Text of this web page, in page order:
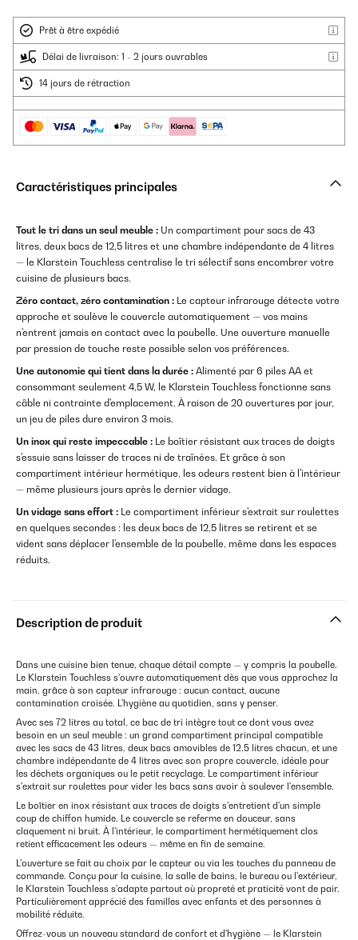
Prêt à être expédié
Délai de livraison: 1 - 2 jours ouvrables
14 jours de rétraction
Caractéristiques principales
Tout le tri dans un seul meuble : Un compartiment pour sacs de 43
litres, deux bacs de 12,5 litres et une chambre indépendante de 4 litres
— le Klarstein Touchless centralise le tri sélectif sans encombrer votre
cuisine de plusieurs bacs.
Zéro contact, zéro contamination : Le capteur infrarouge détecte votre
approche et soulève le couvercle automatiquement — vos mains
n'entrent jamais en contact avec la poubelle. Une ouverture manuelle
par pression de touche reste possible selon vos préférences.
Une autonomie qui tient dans la durée : Alimenté par 6 piles AA et
consommant seulement 4,5 W, le Klarstein Touchless fonctionne sans
câble ni contrainte d'emplacement. À raison de 20 ouvertures par jour,
un jeu de piles dure environ 3 mois.
Un inox qui reste impeccable : Le boîtier résistant aux traces de doigts
s'essuie sans laisser de traces ni de traînées. Et grâce à son
compartiment intérieur hermétique, les odeurs restent bien à l'intérieur
— même plusieurs jours après le dernier vidage.
Un vidage sans effort : Le compartiment inférieur s'extrait sur roulettes
en quelques secondes : les deux bacs de 12,5 litres se retirent et se
vident sans déplacer l'ensemble de la poubelle, même dans les espaces
réduits.
Description de produit
Dans une cuisine bien tenue, chaque détail compte — y compris la poubelle.
Le Klarstein Touchless s'ouvre automatiquement dès que vous approchez la
main, grâce à son capteur infrarouge : aucun contact, aucune
contamination croisée. L'hygiène au quotidien, sans y penser.
Avec ses 72 litres au total, ce bac de tri intègre tout ce dont vous avez
besoin en un seul meuble : un grand compartiment principal compatible
avec les sacs de 43 litres, deux bacs amovibles de 12,5 litres chacun, et une
chambre indépendante de 4 litres avec son propre couvercle, idéale pour
les déchets organiques ou le petit recyclage. Le compartiment inférieur
s'extrait sur roulettes pour vider les bacs sans avoir à soulever l'ensemble.
Le boîtier en inox résistant aux traces de doigts s'entretient d'un simple
coup de chiffon humide. Le couvercle se referme en douceur, sans
claquement ni bruit. À l'intérieur, le compartiment hermétiquement clos
retient efficacement les odeurs — même en fin de semaine.
L'ouverture se fait au choix par le capteur ou via les touches du panneau de
commande. Conçu pour la cuisine, la salle de bains, le bureau ou l'extérieur,
le Klarstein Touchless s'adapte partout où propreté et praticité vont de pair.
Particulièrement apprécié des familles avec enfants et des personnes à
mobilité réduite.
Offrez-vous un nouveau standard de confort et d'hygiène — le Klarstein